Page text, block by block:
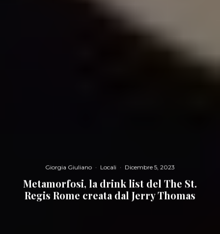
Giorgia Giuliano · Locali · Dicembre 5, 2023
Metamorfosi, la drink list del The St.
Regis Rome creata dal Jerry Thomas